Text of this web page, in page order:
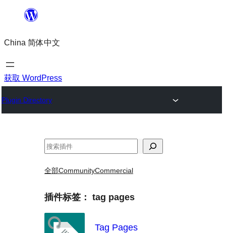
内
容
China 简体中文
获取 WordPress
Plugin Directory
搜
全部CommunityCommercial
插件标签： tag pages
Tag Pages